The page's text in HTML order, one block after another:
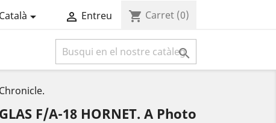
Català  Entreu shopping_cart Carret (0)

F/A-18 HORNET. A Photo